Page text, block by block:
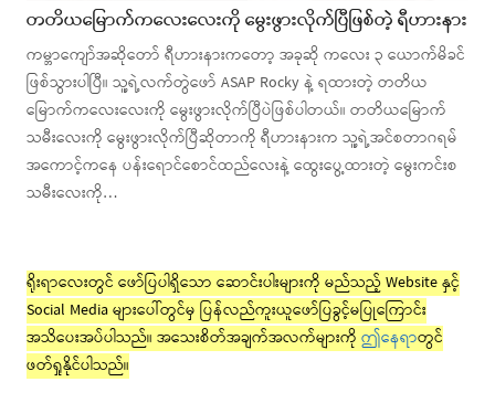
တတိယမြောက်ကလေးလေးကို မွေးဖွားလိုက်ပြီဖြစ်တဲ့ ရီဟားနား
ကမ္ဘာကျော်အဆိုတော် ရီဟားနားကတော့ အခုဆို ကလေး ၃ ယောက်မိခင်
ဖြစ်သွားပါပြီ။ သူ့ရဲ့လက်တွဲဖော် ASAP Rocky နဲ့ ရထားတဲ့ တတိယ
မြောက်ကလေးလေးကို မွေးဖွားလိုက်ပြီပဲဖြစ်ပါတယ်။ တတိယမြောက်
သမီးလေးကို မွေးဖွားလိုက်ပြီဆိုတာကို ရီဟားနားက သူ့ရဲ့အင်စတာဂရမ်
အကောင့်ကနေ ပန်းရောင်စောင်ထည်လေးနဲ့ ထွေးပွေ့ထားတဲ့ မွေးကင်းစ
သမီးလေးကို…
ရိုးရာလေးတွင် ဖော်ပြပါရှိသော ဆောင်းပါးများကို မည်သည့် Website နှင့်
Social Media များပေါ်တွင်မှ ပြန်လည်ကူးယူဖော်ပြခွင့်မပြုကြောင်း
အသိပေးအပ်ပါသည်။ အသေးစိတ်အချက်အလက်များကို ဤနေရာတွင်
ဖတ်ရှုနိုင်ပါသည်။